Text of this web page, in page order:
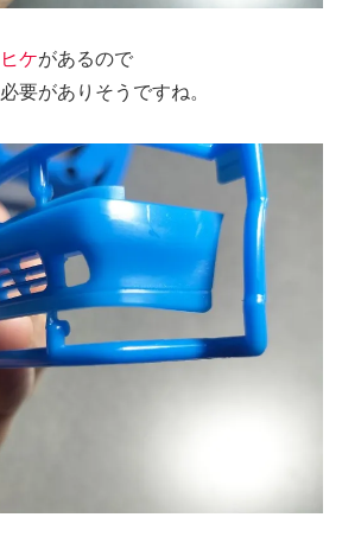
ヒケがあるので
要がありそうですね。